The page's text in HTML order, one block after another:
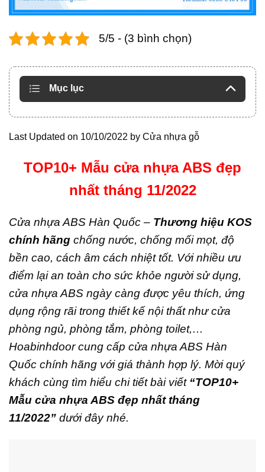
5/5 - (3 bình chọn)
Mục lục
Last Updated on 10/10/2022 by Cửa nhựa gỗ
TOP10+ Mẫu cửa nhựa ABS đẹp
nhất tháng 11/2022
Cửa nhựa ABS Hàn Quốc – Thương hiệu KOS
chính hãng chống nước, chống mối mọt, độ
bền cao, cách âm cách nhiệt tốt. Với nhiều ưu
điểm lại an toàn cho sức khỏe người sử dụng,
cửa nhựa ABS ngày càng được yêu thích, ứng
dụng rộng rãi trong thiết kế nội thất như cửa
phòng ngủ, phòng tắm, phòng toilet,…
Hoabinhdoor cung cấp cửa nhựa ABS Hàn
Quốc chính hãng với giá thành hợp lý. Mời quý
khách cùng tìm hiểu chi tiết bài viết “TOP10+
Mẫu cửa nhựa ABS đẹp nhất tháng
11/2022” dưới đây nhé.